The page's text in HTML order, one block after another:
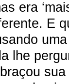
era
E
lhe